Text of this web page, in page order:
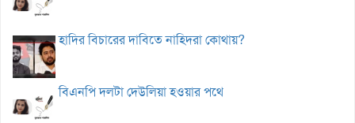
হাদির বিচারের দাবিতে নাহিদরা কোথায়?
বিএনপি দলটা দেউলিয়া হওয়ার পথে